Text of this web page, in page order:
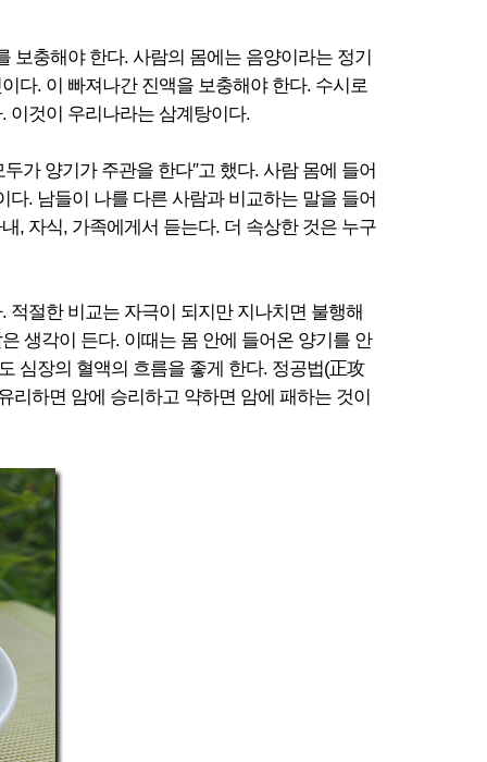
보충해야 한다. 사람의 몸에는 음양이라는 정기
다. 이 빠져나간 진액을 보충해야 한다. 수시로
이것이 우리나라는 삼계탕이다.
가 양기가 주관을 한다″고 했다. 사람 몸에 들어
. 남들이 나를 다른 사람과 비교하는 말을 들어
, 자식, 가족에게서 듣는다. 더 속상한 것은 누구
절한 비교는 자극이 되지만 지나치면 불행해
생각이 든다. 이때는 몸 안에 들어온 양기를 안
심장의 혈액의 흐름을 좋게 한다. 정공법(正攻
리하면 암에 승리하고 약하면 암에 패하는 것이